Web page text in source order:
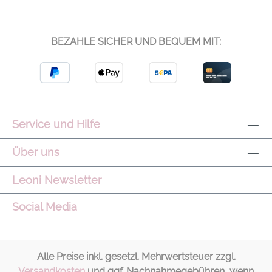
das elegante Design ab – die perfekte
Kombination aus Alltagstauglichkeit und
Luxus. Weiches, geschmeidiges Leder
Reißverschluss zum Schließen Innenfutter in
und eine offene Tasche Verstärkter Boden
Vorderseite Modelname: Hobo 100%
Lammleder Farbe: Dunkelbraun
BEZAHLE SICHER UND BEQUEM MIT:
Service und Hilfe
Über uns
Leoni Newsletter
Social Media
Alle Preise inkl. gesetzl. Mehrwertsteuer zzgl.